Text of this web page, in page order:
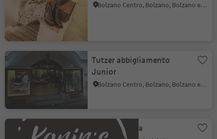
Bolzano Centro, Bolzano, Bolzano e dintorni
Tutzer abbigliamento
Junior
Bolzano Centro, Bolzano, Bolzano e dintorni
Karin's Ladala